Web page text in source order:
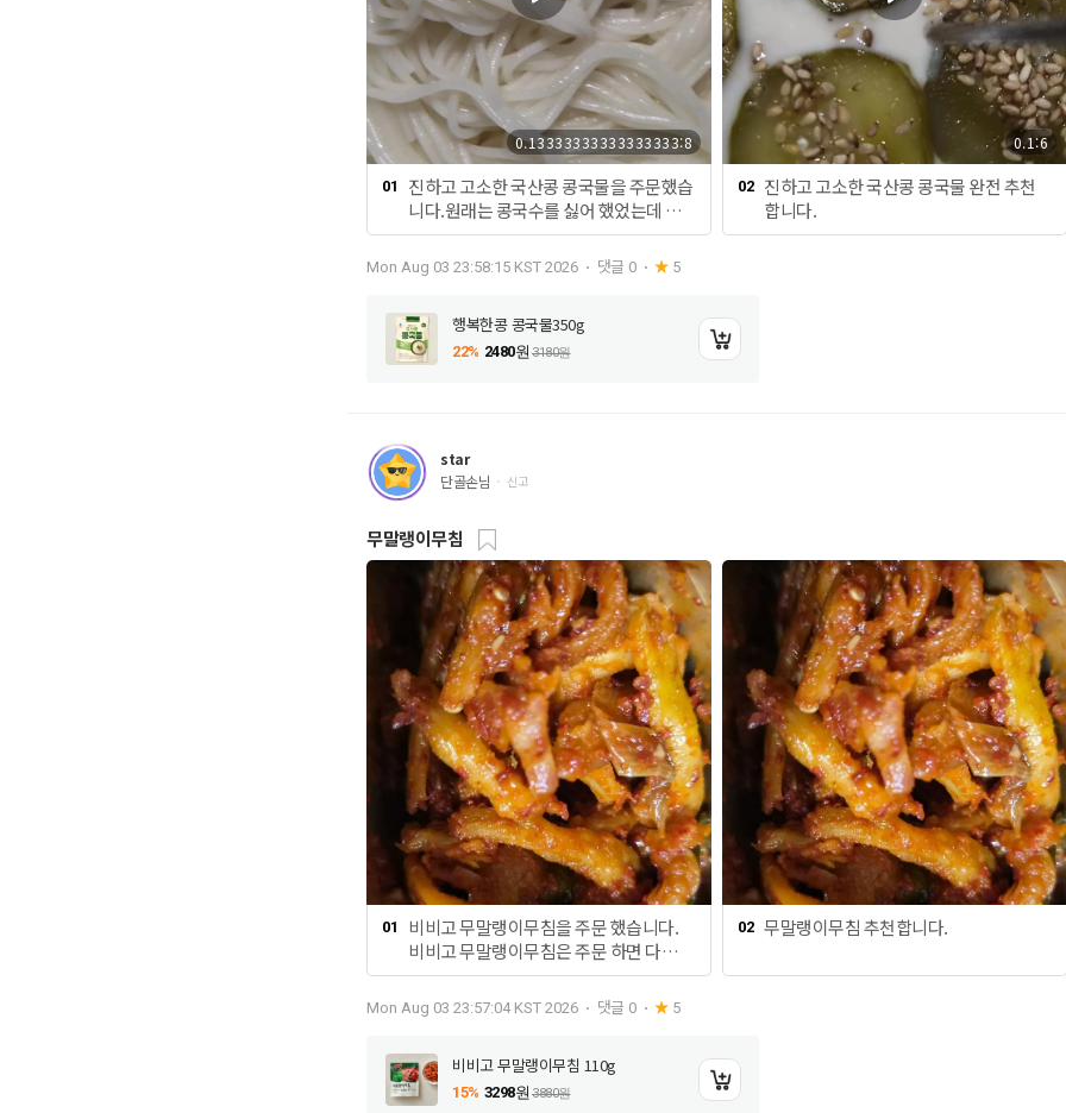
0.13333333333333333:8
01
진하고 고소한 국산콩 콩국물을 주문했습
니다.원래는 콩국수를 싫어 했었는데 요
즘엔 콩국수가 맛있더라구요.그래서 콩
국수를 해서 먹으려고 주문했습니다.진
하고 고소한 국산콩 콩국물만 있으면 콩
를 냄비에 붓고 강불로 끓여주세요.물이
끓으면 국수를 넣고 물이 보글보글 끓어
국수가 맛있게 익어요.국수를 삶아서 찬
물에 충분히 헹궈 물기를 완전히 제거해
준비해 주세요.그릇에 국수를 넣고 국산
국수가 완성됩니다.너무 진하고 고소해
서 맛있습니다.오이지도 올려 먹으면 입
안에서 행복이 춤을 춥니다.
0.1:6
02
진하고 고소한 국산콩 콩국물 완전 추천
합니다.
Mon Aug 03 23:58:15 KST 2026 댓글 0 5
행복한콩 콩국물350g
22% 2480원 3180원
star
단골손님
신고
무말랭이무침
01
비비고 무말랭이무침을 주문 했습니다.
비비고 무말랭이무침은 주문 하면 다음날
도착합니다. 비비고 무말랭이무침은 그
냥 냉장고에서 꺼내 비닐을 뜯으면 바로
먹을 수 있어서 너무 편하고 좋은데 정말
있다니 너무 큰 행복입니다. 비비고 무말
랭이무침은 매콤하면서도 달콤하면서 아
02 무말랭이무침 추천합니다.
Mon Aug 03 23:57:04 KST 2026 댓글 0 5
비비고 무말랭이무침 110g
15% 3298원 3880원